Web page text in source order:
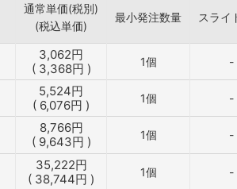
通常単価(税別)
(税込単価)
最小発注数量 スライ
3,062円
( 3,368円 ) 1個 -
5,524円
( 6,076円 ) 1個 -
8,766円
( 9,643円 ) 1個 -
35,222円
( 38,744円 ) 1個 -